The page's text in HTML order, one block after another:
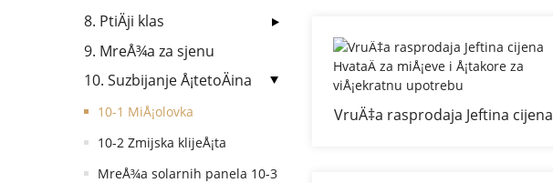
8. PtiÄji klas
9. MreÅ¾a za sjenu
10. Suzbijanje Å¡tetoÄina
10-1 MiÅ¡olovka
10-2 Zmijska klijeÅ¡ta
MreÅ¾a solarnih panela 10-3
VruÄ‡a rasprodaja Jeftina cijena